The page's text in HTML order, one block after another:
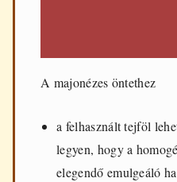
A majonézes öntethez
a felhasznált tejföl
legyen, hogy a
elegendő emulgeáló